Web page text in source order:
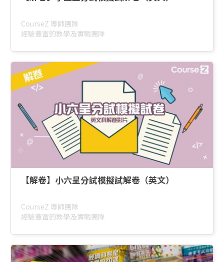
CourseZ 導師團隊
經驗豐富的教學及實戰團隊
【解卷】小六呈分試模擬試解卷（英文）
CourseZ 導師團隊
經驗豐富的教學及實戰團隊